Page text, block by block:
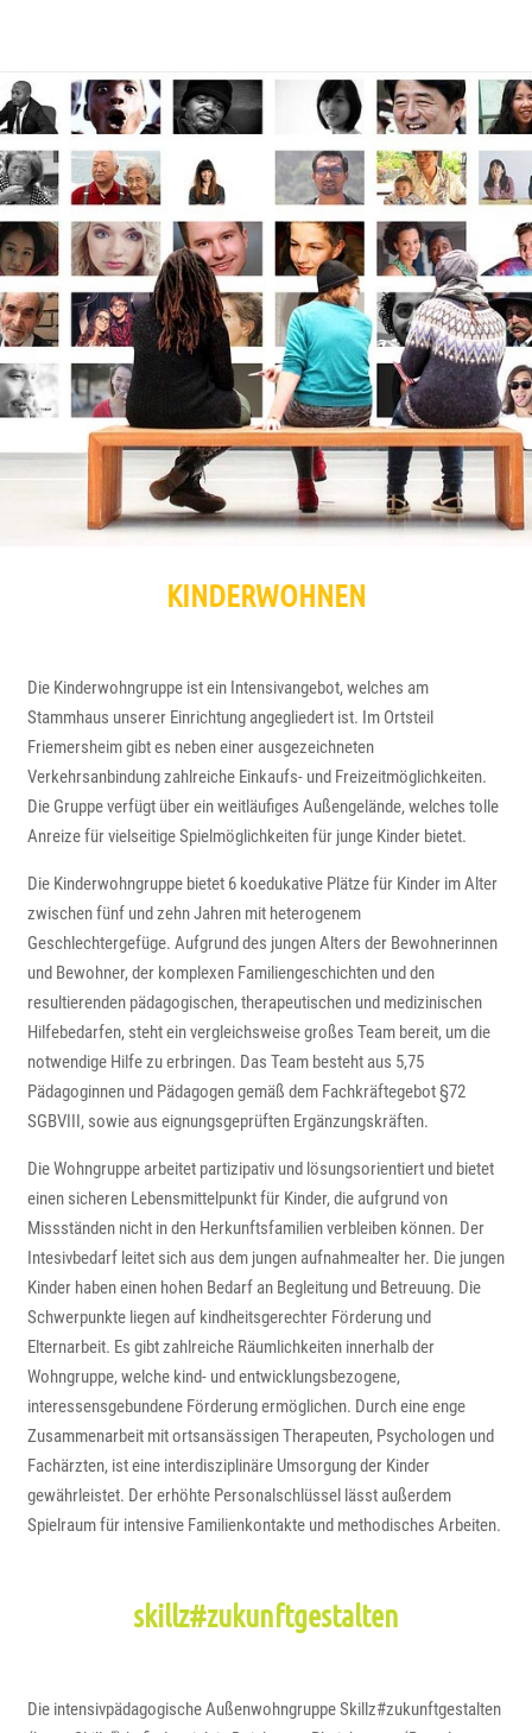
KINDERWOHNEN
Die Kinderwohngruppe ist ein Intensivangebot, welches am
Stammhaus unserer Einrichtung angegliedert ist. Im Ortsteil
Friemersheim gibt es neben einer ausgezeichneten
Verkehrsanbindung zahlreiche Einkaufs- und Freizeitmöglichkeiten.
Die Gruppe verfügt über ein weitläufiges Außengelände, welches tolle
Anreize für vielseitige Spielmöglichkeiten für junge Kinder bietet.
Die Kinderwohngruppe bietet 6 koedukative Plätze für Kinder im Alter
zwischen fünf und zehn Jahren mit heterogenem
Geschlechtergefüge. Aufgrund des jungen Alters der Bewohnerinnen
und Bewohner, der komplexen Familiengeschichten und den
resultierenden pädagogischen, therapeutischen und medizinischen
Hilfebedarfen, steht ein vergleichsweise großes Team bereit, um die
notwendige Hilfe zu erbringen. Das Team besteht aus 5,75
Pädagoginnen und Pädagogen gemäß dem Fachkräftegebot §72
SGBVIII, sowie aus eignungsgeprüften Ergänzungskräften.
Die Wohngruppe arbeitet partizipativ und lösungsorientiert und bietet
einen sicheren Lebensmittelpunkt für Kinder, die aufgrund von
Missständen nicht in den Herkunftsfamilien verbleiben können. Der
Intesivbedarf leitet sich aus dem jungen aufnahmealter her. Die jungen
Kinder haben einen hohen Bedarf an Begleitung und Betreuung. Die
Schwerpunkte liegen auf kindheitsgerechter Förderung und
Elternarbeit. Es gibt zahlreiche Räumlichkeiten innerhalb der
Wohngruppe, welche kind- und entwicklungsbezogene,
interessensgebundene Förderung ermöglichen. Durch eine enge
Zusammenarbeit mit ortsansässigen Therapeuten, Psychologen und
Fachärzten, ist eine interdisziplinäre Umsorgung der Kinder
gewährleistet. Der erhöhte Personalschlüssel lässt außerdem
Spielraum für intensive Familienkontakte und methodisches Arbeiten.
skillz#zukunftgestalten
Die intensivpädagogische Außenwohngruppe Skillz#zukunftgestalten